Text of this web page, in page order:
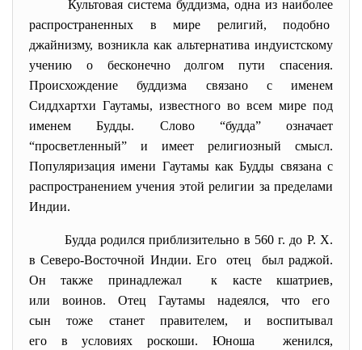
Культовая система буддизма, одна из наиболее
распространенных в мире религий, подобно
джайнизму, возникла как альтернатива индуистскому
учению о бесконечно долгом пути спасения.
Происхождение буддизма связано с именем
Сиддхартхи Гаутамы, известного во всем мире под
именем Будды. Слово “будда” означает
“просветленный” и имеет религиозный смысл.
Популяризация имени Гаутамы как Будды связана с
распространением учения этой религии за пределами
Индии.
Будда родился приблизительно в 560 г. до Р. X.
в Северо-Восточной Индии. Его отец был раджой.
Он также принадлежал к касте кшатриев,
или воинов. Отец Гаутамы надеялся, что его
сын тоже станет правителем, и воспитывал
его в условиях роскоши. Юноша женился,